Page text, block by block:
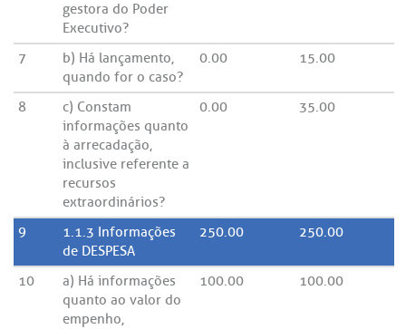
gestora do Poder
Executivo?
7
b) Há lançamento,
quando for o caso?
0.00 15.00
8
c) Constam
informações quanto
à arrecadação,
inclusive referente a
recursos
extraordinários?
0.00 35.00
9
1.1.3 Informações
de DESPESA
250.00 250.00
10
a) Há informações
quanto ao valor do
empenho,
100.00 100.00